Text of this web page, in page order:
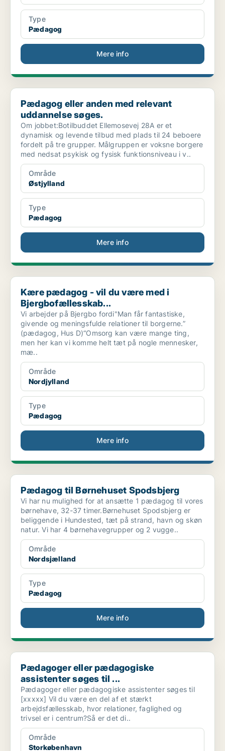
Type
Pædagog
Mere info
Pædagog eller anden med relevant uddannelse søges.
Pædagog eller anden med relevant
uddannelse søges.
Om jobbet:Botilbuddet Ellemosevej 28A er et
dynamisk og levende tilbud med plads til 24 beboere
fordelt på tre grupper. Målgruppen er voksne borgere
med nedsat psykisk og fysisk funktionsniveau i v..
Område
Østjylland
Type
Pædagog
Mere info
Kære pædagog - vil du være med i Bjergbofællesskab...
Kære pædagog - vil du være med i
Bjergbofællesskab...
Vi arbejder på Bjergbo fordi"Man får fantastiske,
givende og meningsfulde relationer til borgerne.”
(pædagog, Hus D)“Omsorg kan være mange ting,
men her kan vi komme helt tæt på nogle mennesker,
mæ..
Område
Nordjylland
Type
Pædagog
Mere info
Pædagog til Børnehuset Spodsbjerg
Pædagog til Børnehuset Spodsbjerg
Vi har nu mulighed for at ansætte 1 pædagog til vores
børnehave, 32-37 timer.Børnehuset Spodsbjerg er
beliggende i Hundested, tæt på strand, havn og skøn
natur. Vi har 4 børnehavegrupper og 2 vugge..
Område
Nordsjælland
Type
Pædagog
Mere info
Pædagoger eller pædagogiske assistenter søges til ...
Pædagoger eller pædagogiske
assistenter søges til ...
Pædagoger eller pædagogiske assistenter søges til
[xxxxx] Vil du være en del af et stærkt
arbejdsfællesskab, hvor relationer, faglighed og
trivsel er i centrum?Så er det di..
Område
Storkøbenhavn